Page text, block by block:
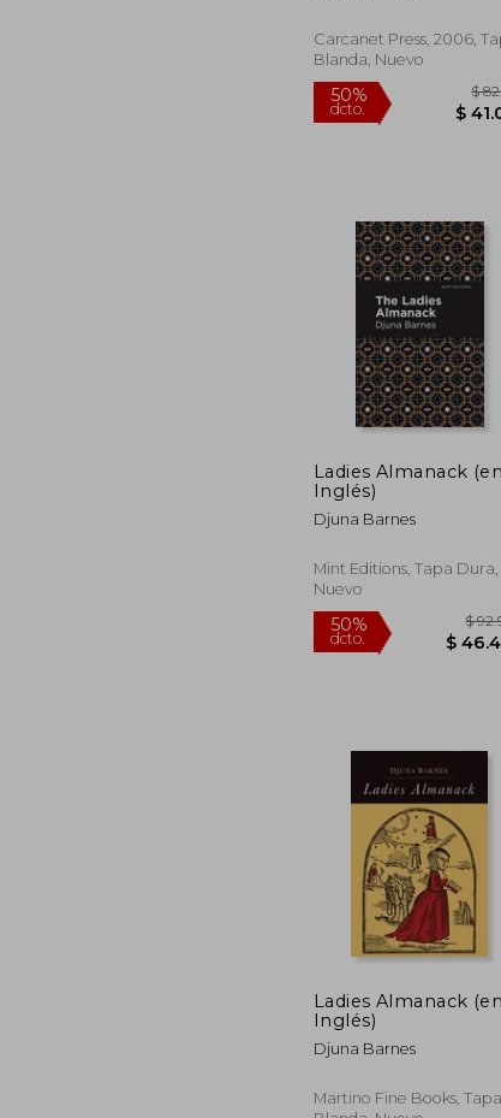
Carcanet Press, 2006,
Blanda, Nuevo
50%
dcto.
Ladies Almanack (en
Inglés)
Djuna Barnes
Mint Editions, Tapa Dura,
Nuevo
50%
Ladies Almanack (en
Inglés)
Djuna Barnes
Martino Fine Books, Tapa